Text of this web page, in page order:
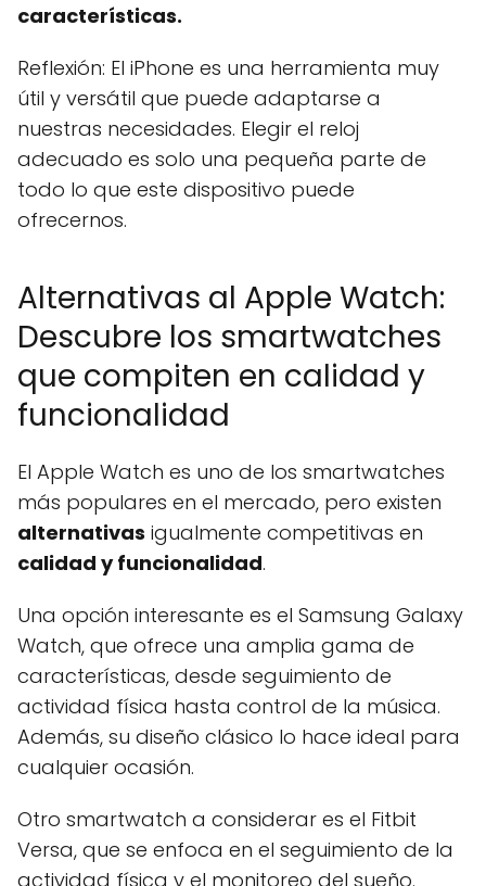
características.
Reflexión: El iPhone es una herramienta muy
útil y versátil que puede adaptarse a
nuestras necesidades. Elegir el reloj
adecuado es solo una pequeña parte de
todo lo que este dispositivo puede
ofrecernos.
Alternativas al Apple Watch:
Descubre los smartwatches
que compiten en calidad y
funcionalidad
El Apple Watch es uno de los smartwatches
más populares en el mercado, pero existen
alternativas igualmente competitivas en
calidad y funcionalidad.
Una opción interesante es el Samsung Galaxy
Watch, que ofrece una amplia gama de
características, desde seguimiento de
actividad física hasta control de la música.
Además, su diseño clásico lo hace ideal para
cualquier ocasión.
Otro smartwatch a considerar es el Fitbit
Versa, que se enfoca en el seguimiento de la
actividad física y el monitoreo del sueño.